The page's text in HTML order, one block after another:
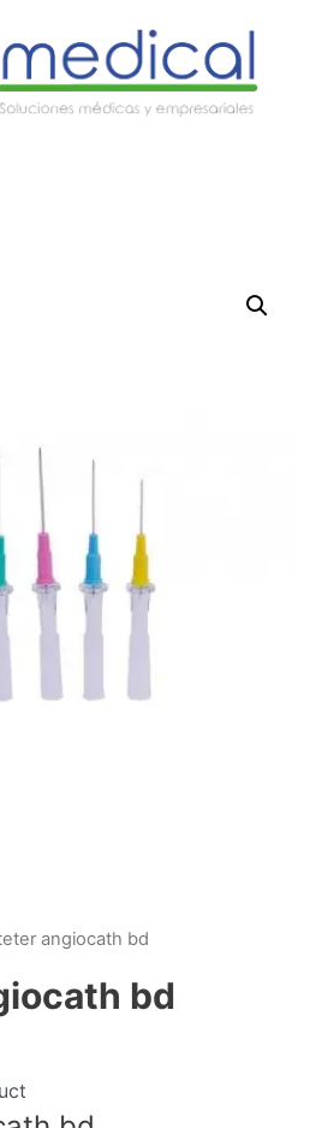
angiocath bd
bd